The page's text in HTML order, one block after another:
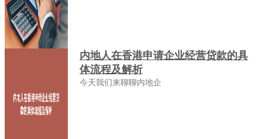
内地人在香港申请企业经营贷款的具
体流程及解析
今天我们来聊聊内地企